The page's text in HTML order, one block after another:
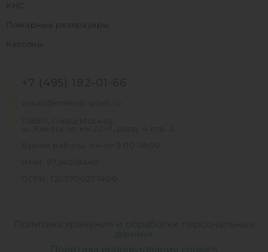
КНС
Пожарные резервуары
Кессоны
Политика хранения и обработки персональных
данных
Политика использования cookies